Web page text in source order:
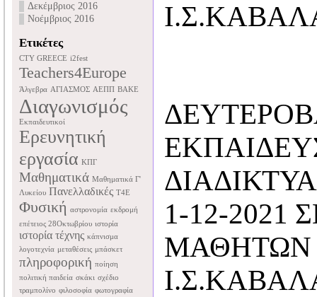
Δεκέμβριος 2016
Νοέμβριος 2016
Ετικέτες
CTY GREECE i2fest
Teachers4Europe
Άλγεβρα ΑΓΙΑΣΜΟΣ ΑΕΠΠ ΒΑΚΕ
Διαγωνισμός
Εκπαιδευτικοί
Ερευνητική
εργασία ΚΠΓ
Μαθηματικά Μαθηματικά Γ'
Λυκείου Πανελλαδικές Τ4Ε
Φυσική αστρονομία εκδρομή
επέτειος 28Οκτωβρίου ιστορία
ιστορία τέχνης κάπνισμα
λογοτεχνία μεταθέσεις μπάσκετ
πληροφορική ποίηση
πολιτική παιδεία σκάκι σχέδιο
τραμπολίνο φιλοσοφία φωτογραφία
1-12-2021
ΜΑΘΗΤΩΝ